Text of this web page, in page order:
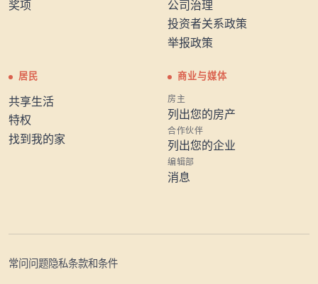
奖项
公司治理
投资者关系政策
举报政策
居民
共享生活
特权
找到我的家
商业与媒体
房主
列出您的房产
合作伙伴
列出您的企业
编辑部
消息
常问问题隐私条款和条件